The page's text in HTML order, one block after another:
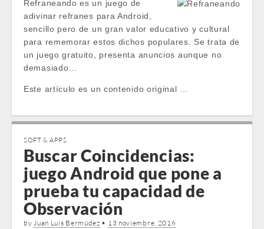
Refraneando es un juego de
adivinar refranes para Android,
sencillo pero de un gran valor educativo y cultural
para rememorar estos dichos populares. Se trata de
un juego gratuito, presenta anuncios aunque no
demasiado...
Este artículo es un contenido original …
SOFT & APPS
Buscar Coincidencias:
juego Android que pone a
prueba tu capacidad de
Observación
byJuan Luis Bermúdez • 13 noviembre, 2016